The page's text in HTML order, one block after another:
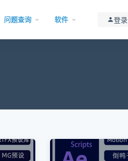
问题查询 软件 登录